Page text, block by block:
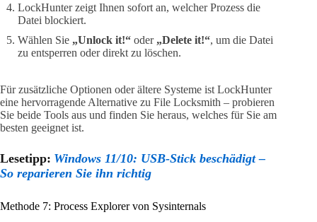
LockHunter zeigt Ihnen sofort an, welcher Prozess die
Datei blockiert.
Wählen Sie „Unlock it!“ oder „Delete it!“, um die Datei
zu entsperren oder direkt zu löschen.
Für zusätzliche Optionen oder ältere Systeme ist LockHunter
eine hervorragende Alternative zu File Locksmith – probieren
Sie beide Tools aus und finden Sie heraus, welches für Sie am
besten geeignet ist.
Lesetipp: Windows 11/10: USB-Stick beschädigt –
So reparieren Sie ihn richtig
Methode 7: Process Explorer von Sysinternals